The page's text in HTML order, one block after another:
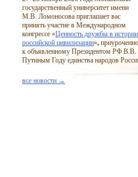
государственный университет имени
М.В. Ломоносова приглашает вас
принять участие в Международном
конгрессе «Ценность дружбы в истории
российской цивилизации»,
к объявленному Президентом РФ В.В.
Путиным Году единства народов
все новости →